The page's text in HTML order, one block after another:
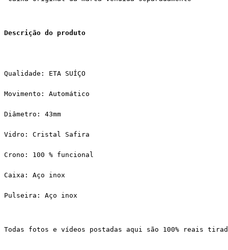
Descrição do produto
Qualidade: ETA SUÍÇO
Movimento: Automático
Diâmetro: 43mm
Vidro: Cristal Safira
Crono: 100 % funcional
Caixa: Aço inox
Pulseira: Aço inox
Todas fotos e vídeos postadas aqui são 100% reais